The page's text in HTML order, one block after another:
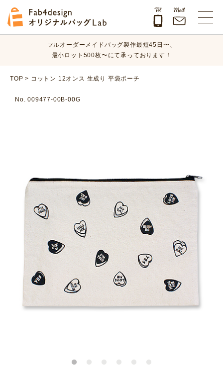
オリジナルバッグのデザイン、素材、数量、納期など、
まずはお気軽にご相談ください！
フルオーダーメイドバッグ製作最短45日〜、
最小ロット500枚〜にて承っております！
オリジナルバッグのデザイン、素材、数量、納期など、
TOP > コットン 12オンス 生成り 平袋ポーチ
No. 009477-00B-00G